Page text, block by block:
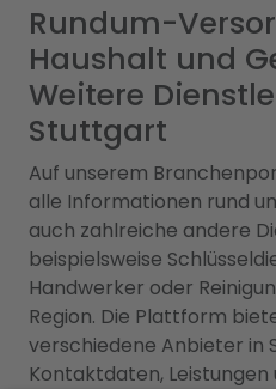
Rundum-
Haushalt und
Weitere
Stuttgart
Auf unserem
alle Informationen rund
auch zahlreiche andere
beispielsweise
Handwerker oder
Region. Die Plattform
verschiedene Anbieter in
Kontaktdaten, Leistungen